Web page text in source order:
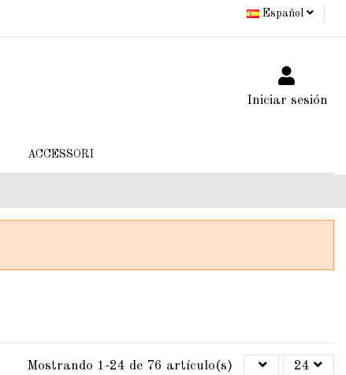
Español
Iniciar sesión
ACCESSORI
Mostrando 1-24 de 76 artículo(s) 24